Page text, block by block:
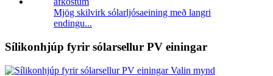
Mjög skilvirk sólarljósaeining með langri
endingu...
Sílikonhjúp fyrir sólarsellur PV einingar